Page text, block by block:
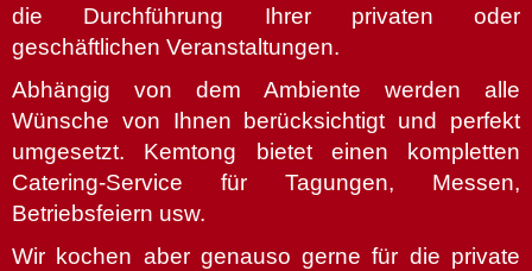
die Durchführung Ihrer privaten oder
geschäftlichen Veranstaltungen.
Abhängig von dem Ambiente werden alle
Wünsche von Ihnen berücksichtigt und perfekt
umgesetzt. Kemtong bietet einen kompletten
Catering-Service für Tagungen, Messen,
Betriebsfeiern usw.
Wir kochen aber genauso gerne für die private